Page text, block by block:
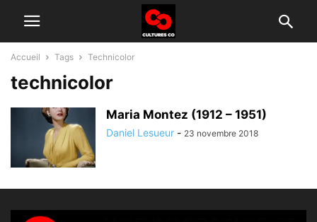
Accueil Tags Technicolor
technicolor
Maria Montez (1912 – 1951)
Daniel Lesueur - 23 novembre 2018